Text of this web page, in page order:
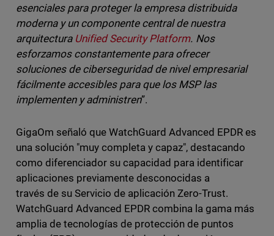
esenciales para proteger la empresa distribuida
moderna y un componente central de nuestra
arquitectura Unified Security Platform. Nos
esforzamos constantemente para ofrecer
soluciones de ciberseguridad de nivel empresarial
fácilmente accesibles para que los MSP las
implementen y administren”.
GigaOm señaló que WatchGuard Advanced EPDR es
una solución "muy completa y capaz", destacando
como diferenciador su capacidad para identificar
aplicaciones previamente desconocidas a
través de su Servicio de aplicación Zero-Trust.
WatchGuard Advanced EPDR combina la gama más
amplia de tecnologías de protección de puntos